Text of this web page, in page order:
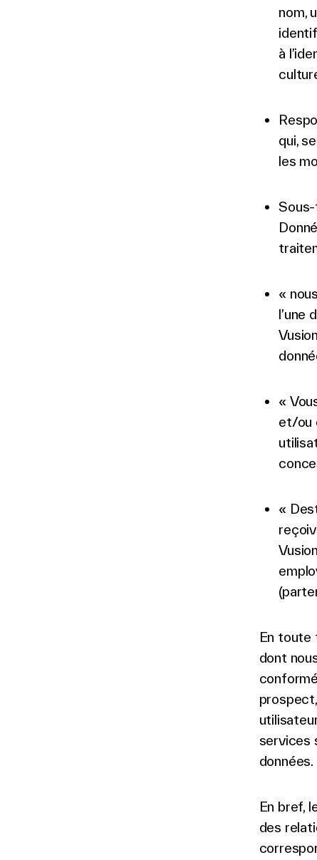
nom,
à
qui,
les
«
l’une
«
et/ou
«
En toute
dont
services
données.
En bref,
des